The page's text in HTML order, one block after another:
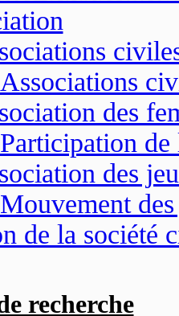
Associations
des
Participation de
des
Mouvement
de la société
recherche